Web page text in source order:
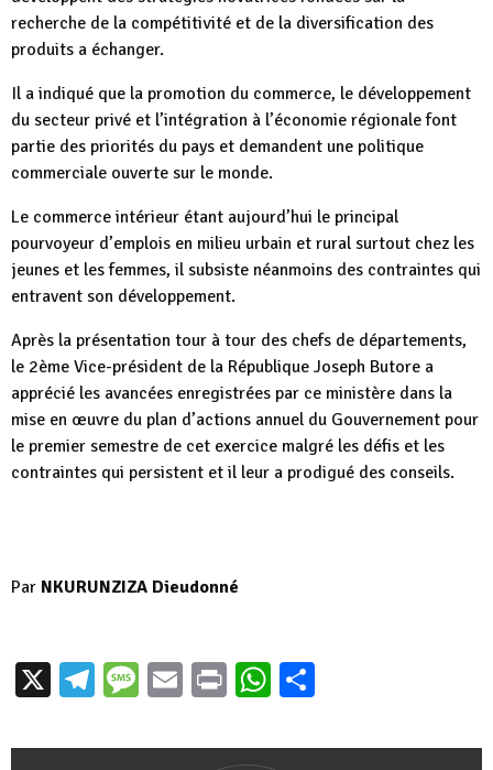
recherche de la compétitivité et de la diversification des
produits a échanger.
Il a indiqué que la promotion du commerce, le développement
du secteur privé et l’intégration à l’économie régionale font
partie des priorités du pays et demandent une politique
commerciale ouverte sur le monde.
Le commerce intérieur étant aujourd’hui le principal
pourvoyeur d’emplois en milieu urbain et rural surtout chez les
jeunes et les femmes, il subsiste néanmoins des contraintes qui
entravent son développement.
Après la présentation tour à tour des chefs de départements,
le 2ème Vice-président de la République Joseph Butore a
apprécié les avancées enregistrées par ce ministère dans la
mise en œuvre du plan d’actions annuel du Gouvernement pour
le premier semestre de cet exercice malgré les défis et les
contraintes qui persistent et il leur a prodigué des conseils.
Par NKURUNZIZA Dieudonné
X Telegram
Message
EmailPrintWhatsApp